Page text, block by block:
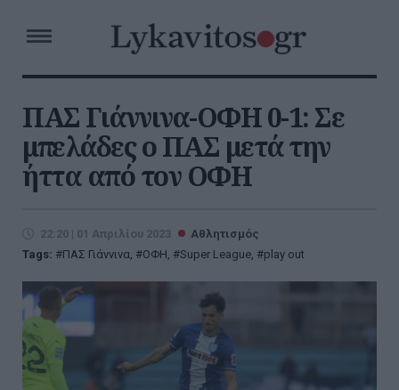
ΠΑΣ Γιάννινα-ΟΦΗ 0-1: Σε
μπελάδες ο ΠΑΣ μετά την
ήττα από τον ΟΦΗ
22:20 | 01 Απριλίου 2023
Αθλητισμός
Tags:
ΠΑΣ Γιάννινα, ΟΦΗ, Super League, play out